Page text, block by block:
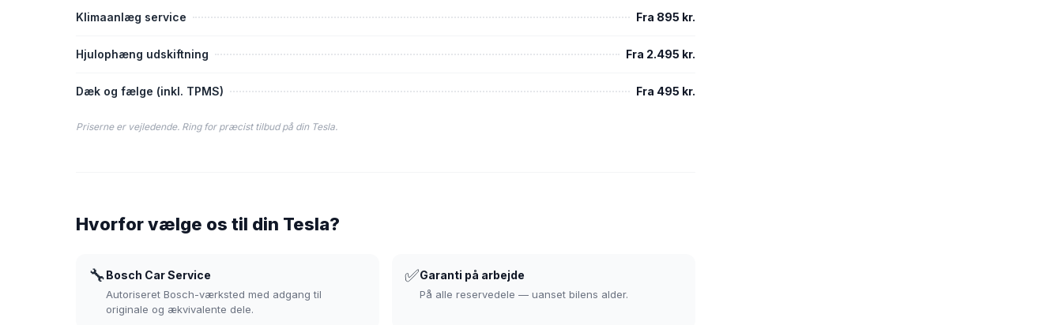
Klimaanlæg service Fra 895 kr.
Hjulophæng udskiftning Fra 2.495 kr.
Dæk og fælge (inkl. TPMS) Fra 495 kr.
Priserne er vejledende. Ring for præcist tilbud på din Tesla.
Hvorfor vælge os til din Tesla?
🔧Bosch Car Service
Autoriseret Bosch-værksted med adgang til
originale og ækvivalente dele.
✅Garanti på arbejde
På alle reservedele — uanset bilens alder.